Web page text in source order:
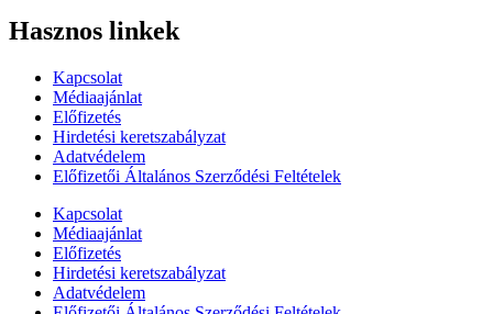
Hasznos linkek
Kapcsolat
Médiaajánlat
Előfizetés
Hirdetési keretszabályzat
Adatvédelem
Előfizetői Általános Szerződési Feltételek
Kapcsolat
Médiaajánlat
Előfizetés
Hirdetési keretszabályzat
Adatvédelem